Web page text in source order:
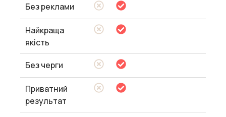
Без реклами
Найкраща
якість
Без черги
Приватний
результат